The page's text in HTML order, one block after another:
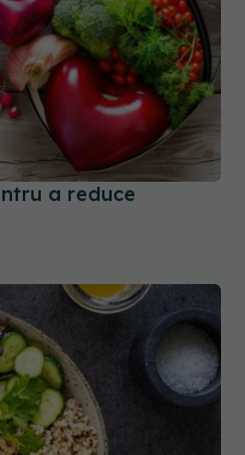
a reduce